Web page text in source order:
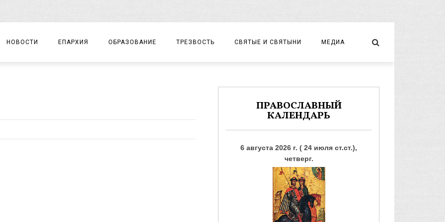
НОВОСТИ ЕПАРХИЯ
ДОКУМЕНТЫ
ЕПАРХИАЛЬНЫЕ ОТДЕЛЫ
ОБРАЗОВАНИЕ
ДЕТСКИЙ ТУРИЗМ
ТРЕЗВОСТЬ
ЗАМЕТКИ
СВЯТЫЕ И СВЯТЫНИ МЕДИА
ФОТО
ПРАВОСЛАВНЫЙ
КАЛЕНДАРЬ
6 августа 2026 г. ( 24 июля ст.ст.),
четверг.